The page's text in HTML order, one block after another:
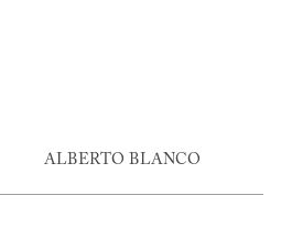
ALBERTO BLANCO